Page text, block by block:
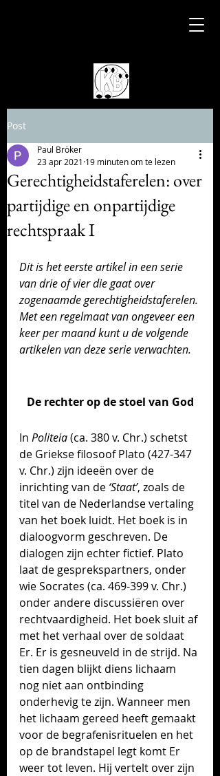
Post
Gerechtigheidstaferelen: over
partijdige en onpartijdige
rechtspraak I
Paul Bröker
23 apr 2021 19 minuten om te lezen
Dit is het eerste artikel in een serie
van drie of vier die gaat over
zogenaamde gerechtigheidstaferelen.
Met een regelmaat van ongeveer een
keer per maand kunt u de volgende
artikelen van deze serie verwachten.
De rechter op de stoel van God
In Politeia (ca. 380 v. Chr.) schetst
de Griekse filosoof Plato (427-347
v. Chr.) zijn ideeën over de
inrichting van de ‘Staat’, zoals de
titel van de Nederlandse vertaling
van het boek luidt. Het boek is in
dialoogvorm geschreven. De
dialogen zijn echter fictief. Plato
laat de gesprekspartners, onder
wie Socrates (ca. 469-399 v. Chr.)
onder andere discussiëren over
rechtvaardigheid. Het boek sluit af
met het verhaal over de soldaat
Er. Er is gesneuveld in de strijd. Na
tien dagen blijkt diens lichaam
nog niet aan ontbinding
onderhevig te zijn. Wanneer men
het lichaam gereed heeft gemaakt
voor de begrafenisrituelen en het
op de brandstapel legt komt Er
weer tot leven. Hij vertelt over zijn